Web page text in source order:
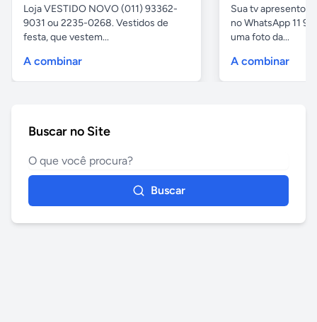
Loja VESTIDO NOVO (011) 93362-
9031 ou 2235-0268. Vestidos de
festa, que vestem...
A combinar
Sua tv apresentou
no WhatsApp 11
uma foto da...
A combinar
Buscar no Site
Buscar